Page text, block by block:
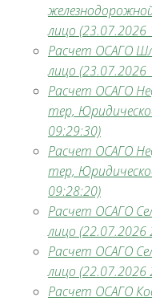
лицо (23.07.2026
Расчет ОСАГО
лицо (23.07.2026
Расчет ОСАГО
тер,
09:29:30)
Расчет ОСАГО
тер,
09:28:20)
Расчет ОСАГО
лицо (22.07.2026
Расчет ОСАГО
лицо (22.07.2026
Расчет ОСАГО